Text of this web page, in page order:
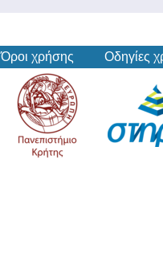
Όροι χρήσης Οδηγίες